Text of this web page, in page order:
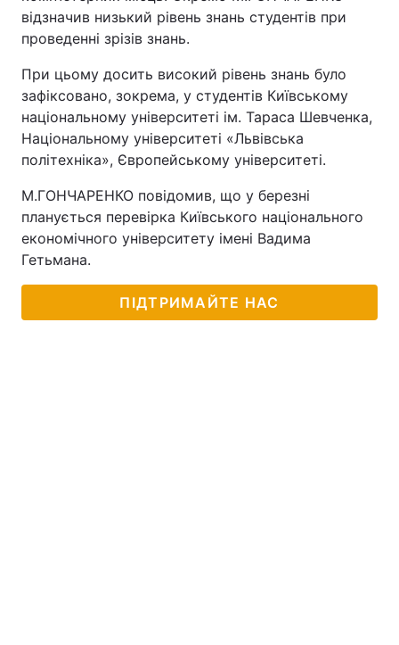
відзначив низький рівень знань студентів при
проведенні зрізів знань.
При цьому досить високий рівень знань було
зафіксовано, зокрема, у студентів Київському
національному університеті ім. Тараса Шевченка,
Національному університеті «Львівська
політехніка», Європейському університеті.
М.ГОНЧАРЕНКО повідомив, що у березні
планується перевірка Київського національного
економічного університету імені Вадима
Гетьмана.
ПІДТРИМАЙТЕ НАС